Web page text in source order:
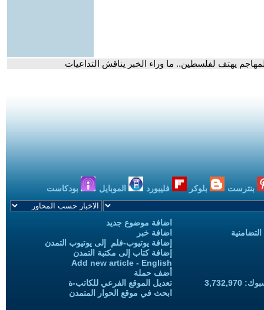
يهتف لفلسطين.. ما وراء الخبر يناقش التداعيات
بنترست بلوكر فليبورد الموبايل بودكاست
اضافة موضوع جديد
اضافة خبر
إضافة يوتيوب-فلم إلى يوتيوب التمدن
إضافة كتاب إلى مكتبة التمدن
Add new article - English
أضف حملة
تعديل الموقع الفرعي للكاتب-ة
ابحث في موقع الحوار المتمدن